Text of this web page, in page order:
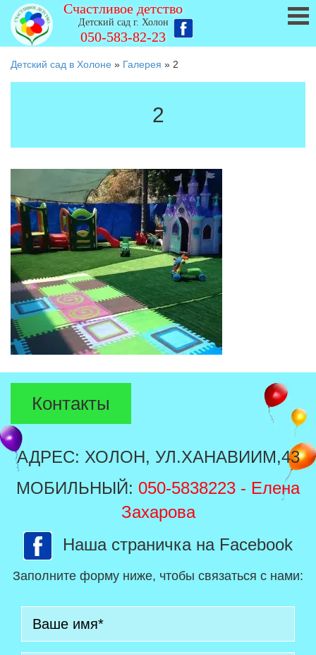
Счастливое детство
Детский сад г. Холон
050-583-82-23
Детский сад в Холоне » Галерея » 2
2
Контакты
АДРЕС: ХОЛОН, УЛ.ХАНАВИИМ,43
МОБИЛЬНЫЙ: 050-5838223 - Елена
Захарова
Наша страничка на Facebook
Заполните форму ниже, чтобы связаться с нами: